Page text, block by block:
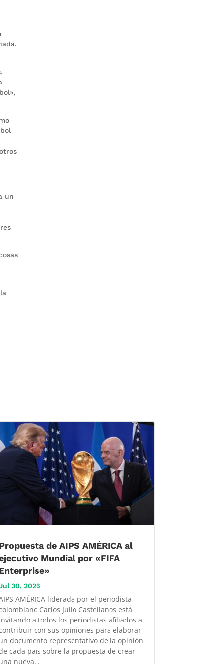
un
Propuesta de AIPS AMÉRICA al
Mundial por «FIFA
Enterprise»
30, 2026
AMÉRICA liderada por el periodista
Carlos Julio Castellanos está
invitando a todos los periodistas afiliados a
con sus opiniones para elaborar
un documento representativo de la opinión
cada país sobre la propuesta de crear
una nueva...